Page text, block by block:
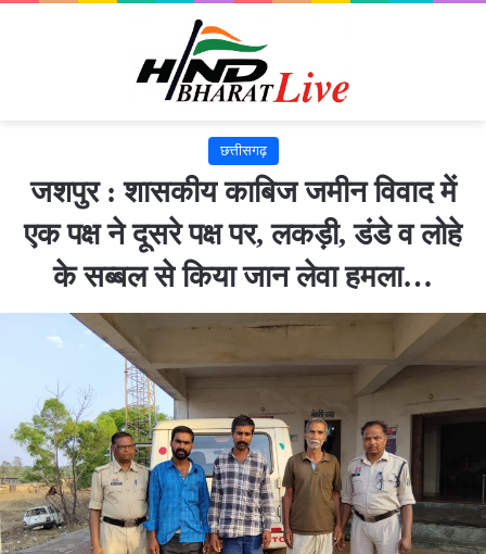
छत्तीसगढ़
जशपुर : शासकीय काबिज जमीन विवाद में
एक पक्ष ने दूसरे पक्ष पर, लकड़ी, डंडे व लोहे
के सब्बल से किया जान लेवा हमला…